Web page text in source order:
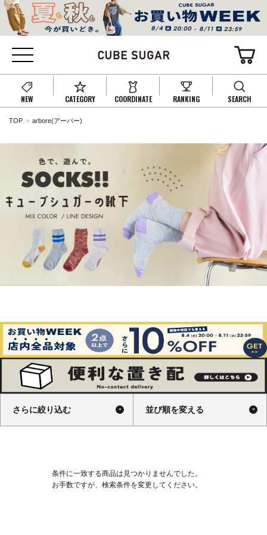
NEW CATEGORY COORDINATE RANKING SEARCH
TOP arbore(アーバー)
さらに絞り込む 並び順を変える
条件に一致する商品は見つかりませんでした。
お手数ですが、検索条件を変更してください。